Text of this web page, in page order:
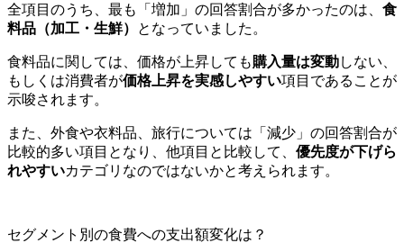
全項目のうち、最も「増加」の回答割合が多かったのは、 食
料品（加工・生鮮）
となっていました。
食料品に関しては、価格が上昇しても購入量は変動しない、
もしくは消費者が価格上昇を実感しやすい項目であることが
示唆されます。
また、外食や衣料品、旅行については「減少」の回答割合が
比較的多い項目となり、他項目と比較して、 優先度が下げら
れやすいカテゴリなのではないかと考えられます。
セグメント別の食費への支出額変化は？